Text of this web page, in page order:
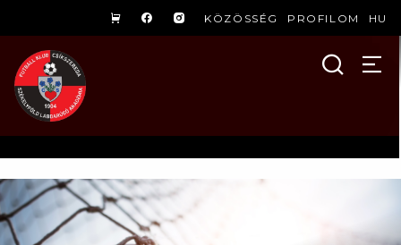
KÖZÖSSÉG PROFILOM HU